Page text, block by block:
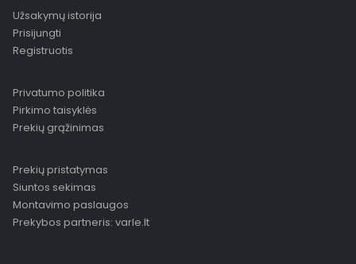
Užsakymų istorija
Prisijungti
Registruotis
Privatumo politika
Pirkimo taisyklės
Prekių grąžinimas
Prekių pristatymas
Siuntos sekimas
Montavimo paslaugos
Prekybos partneris: varle.lt